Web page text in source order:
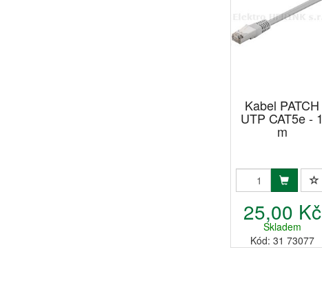
Kabel PATCH
UTP CAT5e - 1
m
25,00 Kč
Skladem
Kód: 31 73077